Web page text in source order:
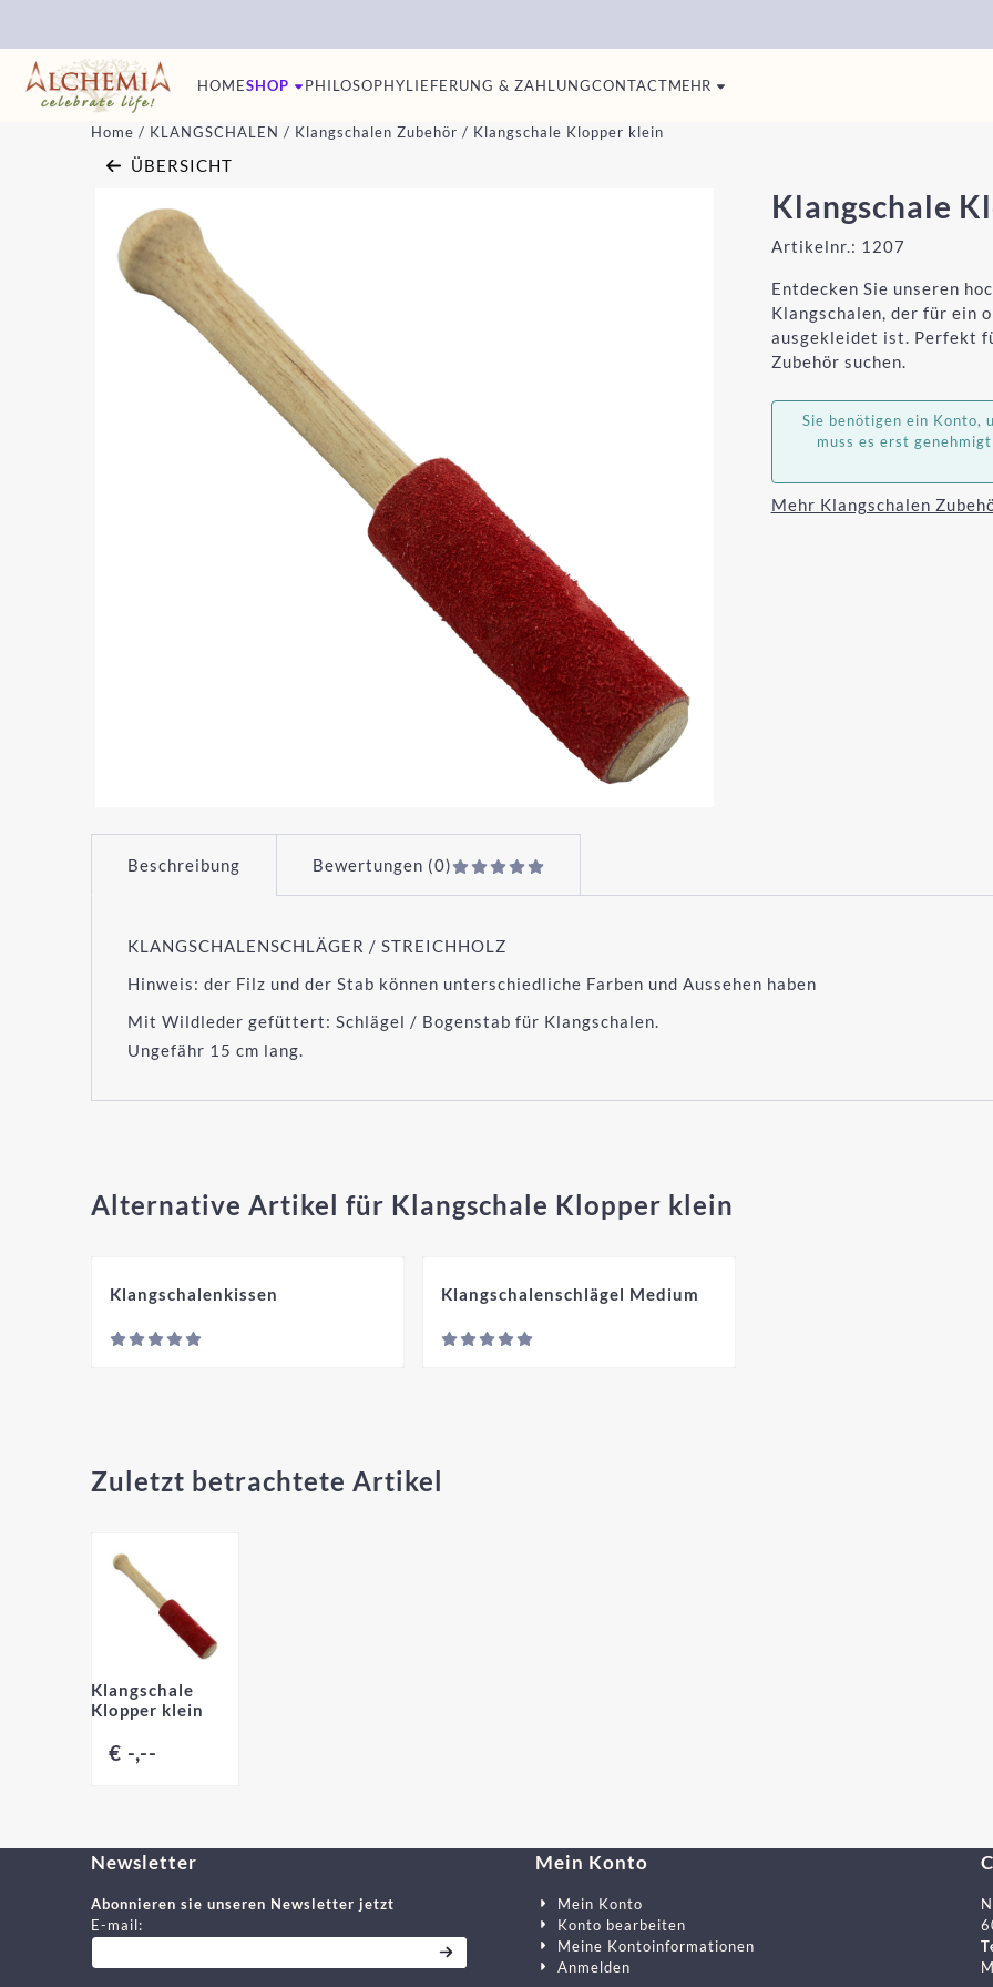
HOMESHOP PHILOSOPHYLIEFERUNG & ZAHLUNGCONTACTMEHR
Home / KLANGSCHALEN / Klangschalen Zubehör / Klangschale Klopper klein
ÜBERSICHT
Klangschale
Artikelnr.: 1207
Entdecken Sie unseren
Klangschalen, der für ein
ausgekleidet ist. Perfekt
Zubehör suchen.
Sie benötigen ein Konto,
muss es erst
Mehr Klangschalen
Beschreibung Bewertungen (0)
KLANGSCHALENSCHLÄGER / STREICHHOLZ
Hinweis: der Filz und der Stab können unterschiedliche Farben und Aussehen haben
Mit Wildleder gefüttert: Schlägel / Bogenstab für Klangschalen.
Ungefähr 15 cm lang.
Alternative Artikel für Klangschale Klopper klein
Klangschalenkissen
Preis nicht sichtbar
Klangschalenschlägel Medium
Zuletzt betrachtete Artikel
Klangschale
Klopper klein
€ -,--
Newsletter
Abonnieren sie unseren Newsletter jetzt
E-mail:
Mein Konto
Mein Konto
Konto bearbeiten
Meine Kontoinformationen
Anmelden